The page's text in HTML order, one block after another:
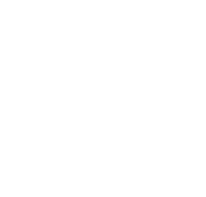
Netzhautareale mit der höchsten